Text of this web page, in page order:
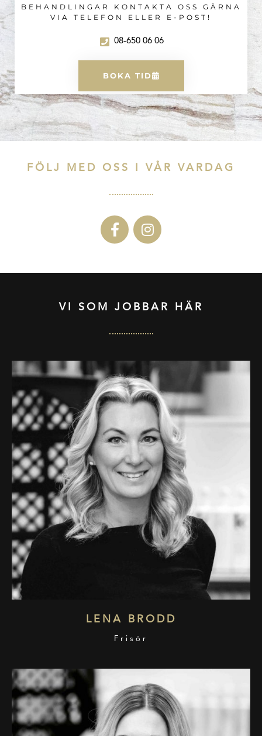
BEHANDLINGAR KONTAKTA OSS GÄRNA
VIA TELEFON ELLER E-POST!
08-650 06 06
BOKA TID
FÖLJ MED OSS I VÅR VARDAG
VI SOM JOBBAR HÄR
LENA BRODD
Frisör